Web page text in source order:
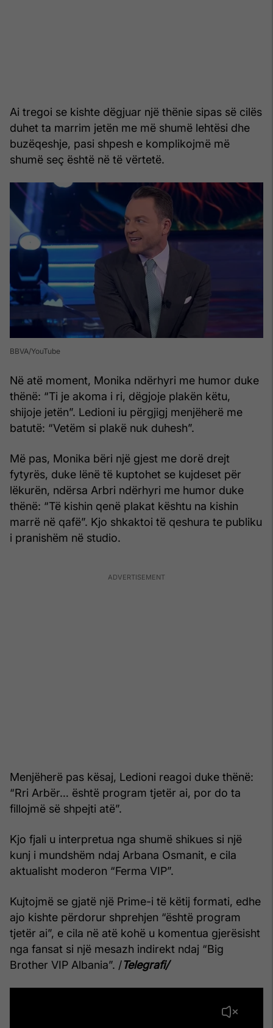
Ai tregoi se kishte dëgjuar një thënie sipas së cilës
duhet ta marrim jetën me më shumë lehtësi dhe
buzëqeshje, pasi shpesh e komplikojmë më
shumë seç është në të vërtetë.
BBVA/YouTube
Në atë moment, Monika ndërhyri me humor duke
thënë: “Ti je akoma i ri, dëgjoje plakën këtu,
shijoje jetën”. Ledioni iu përgjigj menjëherë me
batutë: “Vetëm si plakë nuk duhesh”.
Më pas, Monika bëri një gjest me dorë drejt
fytyrës, duke lënë të kuptohet se kujdeset për
lëkurën, ndërsa Arbri ndërhyri me humor duke
thënë: “Të kishin qenë plakat kështu na kishin
marrë në qafë”. Kjo shkaktoi të qeshura te publiku
i pranishëm në studio.
Menjëherë pas kësaj, Ledioni reagoi duke thënë:
“Rri Arbër… është program tjetër ai, por do ta
fillojmë së shpejti atë”.
Kjo fjali u interpretua nga shumë shikues si një
kunj i mundshëm ndaj Arbana Osmanit, e cila
aktualisht moderon “Ferma VIP”.
Kujtojmë se gjatë një Prime-i të këtij formati, edhe
ajo kishte përdorur shprehjen “është program
tjetër ai”, e cila në atë kohë u komentua gjerësisht
nga fansat si një mesazh indirekt ndaj “Big
Brother VIP Albania”. /Telegrafi/